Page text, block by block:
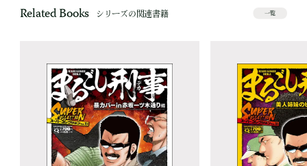
Related Books シリーズの関連書籍 一覧